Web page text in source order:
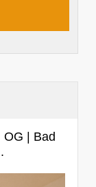
OG | Bad